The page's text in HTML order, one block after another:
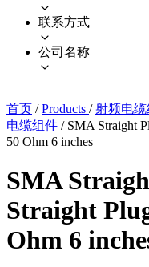
联系方式
公司名称
首页 / Products / 射频电
电缆组件 / SMA Straight
50 Ohm 6 inches
SMA
Straight
Ohm 6